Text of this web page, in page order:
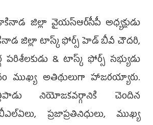
జిల్లా వైయ‌స్ఆర్‌సీపీ అధ్యక్షుడు
జిల్లా టాస్క్ ఫోర్స్ హెడ్ బీవీ చౌద‌రి,
& టాస్క్ ఫోర్స్ సభ్యుడు
ముఖ్య అతిథులుగా హాజరయ్యారు.
నియోజకవర్గానికి చెందిన
ప్రజాప్రతినిధులు, ముఖ్య